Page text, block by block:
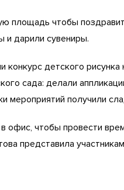
площадь чтобы
дарили сувениры.
детского
сада: делали
мероприятий получили
офис, чтобы провести
представила